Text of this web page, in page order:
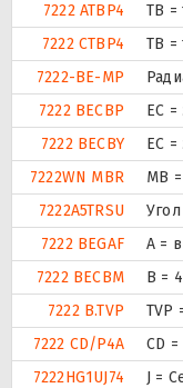
7222 ATBP4
ТВ =
7222 CTBP4
ТВ =
7222-BE-MP
7222 BECBP
ЕС
7222 BECBY
ЕС
7222WN MBR
MB
7222A5TRSU
7222 BEGAF
A =
7222 BECBM
B =
7222 B.TVP
TVP
7222 CD/P4A
CD
7222HG1UJ74
J =